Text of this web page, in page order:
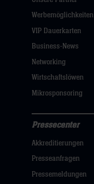
öffnen,
dann
klicken
Werbemöglichkeiten
VIP Dauerkarten
Business-News
Networking
Wirtschaftslöwen
Mikrosponsoring
Navigation
öffnen,
dann
Pressecenter
Akkreditierungen
Presseanfragen
Pressemeldungen